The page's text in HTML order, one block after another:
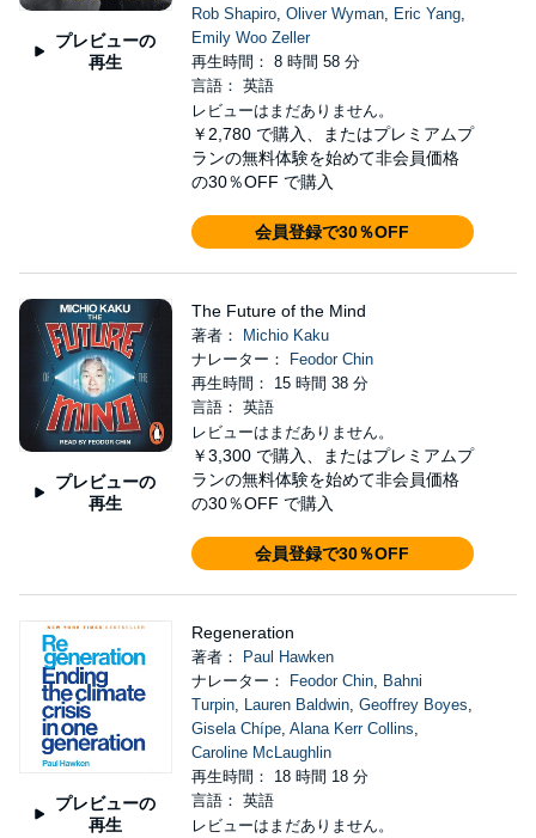
プレビューの
再生
Rob Shapiro, Oliver Wyman, Eric Yang,
Emily Woo Zeller
再生時間： 8 時間 58 分
言語： 英語
レビューはまだありません。
￥2,780 で購入、またはプレミアムプ
ランの無料体験を始めて非会員価格
の30％OFF で購入
会員登録で30％OFF
プレビューの
再生
The Future of the Mind
著者：
Michio Kaku
ナレーター：
Feodor Chin
再生時間： 15 時間 38 分
言語： 英語
レビューはまだありません。
￥3,300 で購入、またはプレミアムプ
ランの無料体験を始めて非会員価格
の30％OFF で購入
会員登録で30％OFF
プレビューの
再生
Regeneration
著者：
Paul Hawken
ナレーター：
Feodor Chin, Bahni
Turpin, Lauren Baldwin, Geoffrey Boyes,
Gisela Chípe, Alana Kerr Collins,
Caroline McLaughlin
再生時間： 18 時間 18 分
言語： 英語
レビューはまだありません。